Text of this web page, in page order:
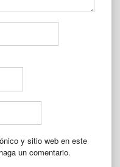
y sitio web en este
un comentario.